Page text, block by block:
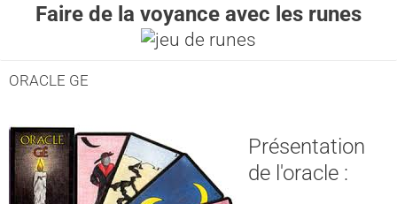
Faire de la voyance avec les runes
ORACLE GE
Présentation
de l'oracle :